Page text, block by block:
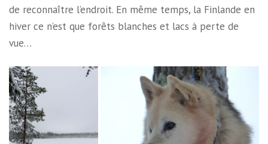
de reconnaître l’endroit. En même temps, la Finlande en
hiver ce n’est que forêts blanches et lacs à perte de
vue…